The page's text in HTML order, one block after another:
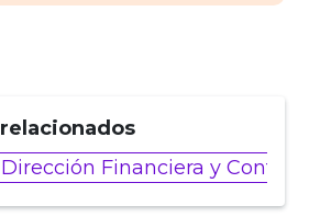
Financiera y Control